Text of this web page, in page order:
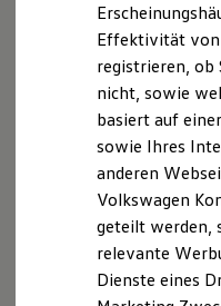
Batterie
Sicherheit
Garantie
Technologie
Kosten und Kauf
E-Auto-
Software und
Die ID.
ID.
Digitale
Servicetermin
Serviceanfrage
Effektivität von
registrieren, ob
nicht, sowie
basiert auf
sowie Ihres
anderen
Volkswagen
geteilt werden,
relevante
Dienste eines